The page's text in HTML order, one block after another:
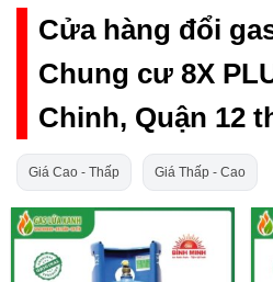
Cửa hàng đổi
Chung cư 8X
Chinh, Quận 12
Giá Cao - Thấp Giá Thấp - Cao